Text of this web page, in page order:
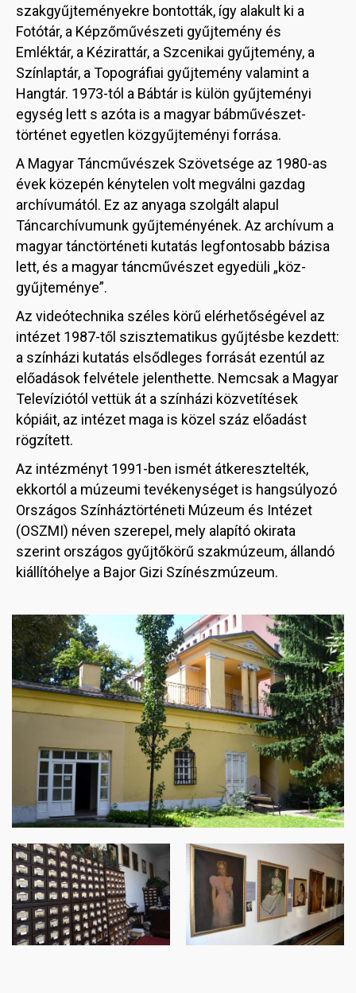
szakgyűjteményekre bontották, így alakult ki a
Fotótár, a Képzőművészeti gyűjtemény és
Emléktár, a Kézirattár, a Szcenikai gyűjtemény, a
Színlaptár, a Topográfiai gyűjtemény valamint a
Hangtár. 1973-tól a Bábtár is külön gyűjteményi
egység lett s azóta is a magyar bábművészet-
történet egyetlen közgyűjteményi forrása.
A Magyar Táncművészek Szövetsége az 1980-as
évek közepén kénytelen volt megválni gazdag
archívumától. Ez az anyaga szolgált alapul
Táncarchívumunk gyűjteményének. Az archívum a
magyar tánctörténeti kutatás legfontosabb bázisa
lett, és a magyar táncművészet egyedüli „köz-
gyűjteménye”.
Az videótechnika széles körű elérhetőségével az
intézet 1987-től szisztematikus gyűjtésbe kezdett:
a színházi kutatás elsődleges forrását ezentúl az
előadások felvétele jelenthette. Nemcsak a Magyar
Televíziótól vettük át a színházi közvetítések
kópiáit, az intézet maga is közel száz előadást
rögzített.
Az intézményt 1991-ben ismét átkeresztelték,
ekkortól a múzeumi tevékenységet is hangsúlyozó
Országos Színháztörténeti Múzeum és Intézet
(OSZMI) néven szerepel, mely alapító okirata
szerint országos gyűjtőkörű szakmúzeum, állandó
kiállítóhelye a Bajor Gizi Színészmúzeum.
Image
Image Image